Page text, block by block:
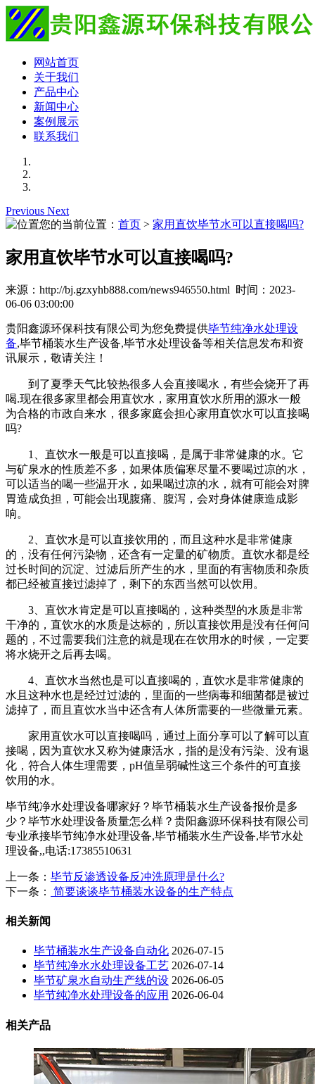
网站首页
关于我们
产品中心
新闻中心
案例展示
联系我们
Previous Next
您的当前位置： 首页 > 家用直饮毕节水可以直接喝吗?
家用直饮毕节水可以直接喝吗?
来源：http://bj.gzxyhb888.com/news946550.html 时间：2023-
06-06 03:00:00
贵阳鑫源环保科技有限公司为您免费提供毕节纯净水处理设
备,毕节桶装水生产设备,毕节水处理设备等相关信息发布和资
讯展示，敬请关注！
到了夏季天气比较热很多人会直接喝水，有些会烧开了再
喝.现在很多家里都会用直饮水，家用直饮水所用的源水一般
为合格的市政自来水，很多家庭会担心家用直饮水可以直接喝
吗?
1、直饮水一般是可以直接喝，是属于非常健康的水。它
与矿泉水的性质差不多，如果体质偏寒尽量不要喝过凉的水，
可以适当的喝一些温开水，如果喝过凉的水，就有可能会对脾
胃造成负担，可能会出现腹痛、腹泻，会对身体健康造成影
响。
2、直饮水是可以直接饮用的，而且这种水是非常健康
的，没有任何污染物，还含有一定量的矿物质。直饮水都是经
过长时间的沉淀、过滤后所产生的水，里面的有害物质和杂质
都已经被直接过滤掉了，剩下的东西当然可以饮用。
3、直饮水肯定是可以直接喝的，这种类型的水质是非常
干净的，直饮水的水质是达标的，所以直接饮用是没有任何问
题的，不过需要我们注意的就是现在在饮用水的时候，一定要
将水烧开之后再去喝。
4、直饮水当然也是可以直接喝的，直饮水是非常健康的
水且这种水也是经过过滤的，里面的一些病毒和细菌都是被过
滤掉了，而且直饮水当中还含有人体所需要的一些微量元素。
家用直饮水可以直接喝吗，通过上面分享可以了解可以直
接喝，因为直饮水又称为健康活水，指的是没有污染、没有退
化，符合人体生理需要，pH值呈弱碱性这三个条件的可直接
饮用的水。
毕节纯净水处理设备哪家好？毕节桶装水生产设备报价是多
少？毕节水处理设备质量怎么样？贵阳鑫源环保科技有限公司
专业承接毕节纯净水处理设备,毕节桶装水生产设备,毕节水处
理设备,,电话:17385510631
上一条： 毕节反渗透设备反冲洗原理是什么?
下一条：
简要谈谈毕节桶装水设备的生产特点
相关新闻
毕节桶装水生产设备自动化 2026-07-15
毕节纯净水水处理设备工艺 2026-07-14
毕节矿泉水自动生产线的设 2026-06-05
毕节纯净水处理设备的应用 2026-06-04
相关产品